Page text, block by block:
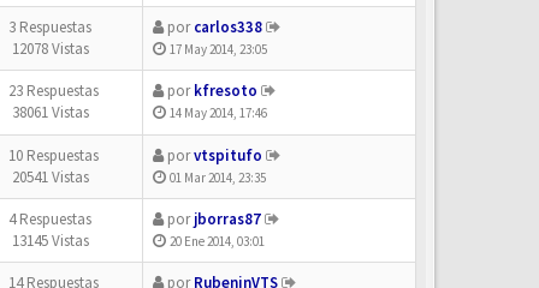
3 Respuestas
12078 Vistas
porcarlos338
17 May 2014, 23:05
23 Respuestas
38061 Vistas
porkfresoto
14 May 2014, 17:46
10 Respuestas
20541 Vistas
porvtspitufo
01 Mar 2014, 23:35
4 Respuestas
13145 Vistas
porjborras87
20 Ene 2014, 03:01
14 Respuestas
porRubeninVTS